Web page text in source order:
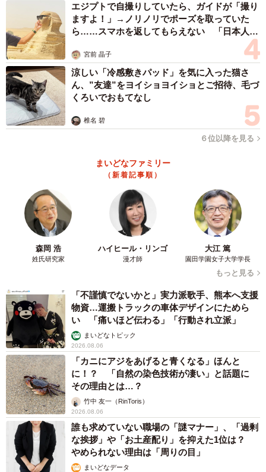
3/5
捕獲器に近づいてきたところ＝ちまきなころんさん
（@chimakinakoron）提供
タクオくんはカラーをしていた。誰かが病院に連れて行っ
たはずだ。連携してくれていたフォロワーが動物病院をい
院から連絡をしてもらった。
「連絡をくださるかどうか賭けでしたが連絡してくださ
り、ようやく経緯が確認できました。その方は、かつて住
んでいた場所にたまたま来た猫に数日間ご飯をあげたそう
です。目の調子が悪いことに気付き動物病院に連れて行っ
たものの、自宅に連れ帰ったときに逃がしてしまったそう
エジプトで自撮りしていたら、ガイドが「撮り
ますよ！」→ノリノリでポーズを取っていた
ら……スマホを返してもらえない 「日本人は
カモ代表かも」「私は6時間で3万円払った」
宮前 晶子
涼しい「冷感敷きパッド」を気に入った猫さ
ん、”友達”をヨイショヨイショとご招待、毛づ
くろいでおもてなし
椎名 碧
６位以降を見る
まいどなファミリー
（新着記事順）
森岡 浩
姓氏研究家
ハイヒール・リンゴ
漫才師
大江 篤
園田学園女子大学学長
もっと見る
「不謹慎でないかと」実力派歌手、熊本へ支援
物資…運搬トラックの車体デザインにためら
い 「痛いほど伝わる」「行動され立派」
まいどなトピック
2026.08.06
「カニにアジをあげると青くなる」ほんと
に！？ 「自然の染色技術が凄い」と話題に
その理由とは…？
竹中 友一（RinToris）
2026.08.06
誰も求めていない職場の「謎マナー」、「過剰
な挨拶」や「お土産配り」を抑えた1位は？
やめられない理由は「周りの目」
まいどなデータ